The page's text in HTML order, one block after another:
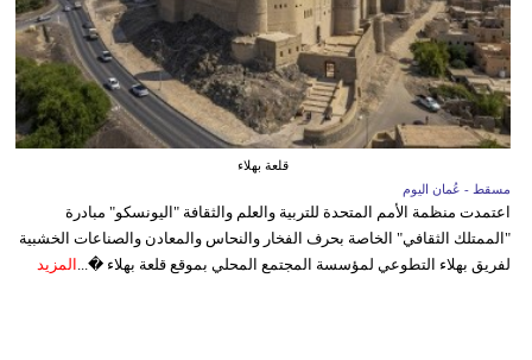
قلعة بهلاء
مسقط - عُمان اليوم
اعتمدت منظمة الأمم المتحدة للتربية والعلم والثقافة "اليونسكو" مبادرة
"الممتلك الثقافي" الخاصة بحرف الفخار والنحاس والمعادن والصناعات الخشبية
لفريق بهلاء التطوعي لمؤسسة المجتمع المحلي بموقع قلعة بهلاء �... المزيد